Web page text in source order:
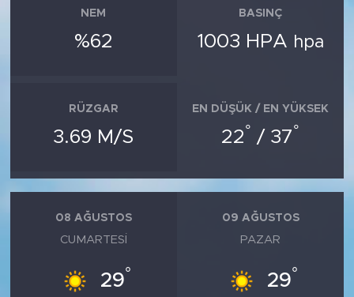
NEM
%62
BASINÇ
1003 HPA hpa
RÜZGAR
3.69 M/S
EN DÜŞÜK / EN YÜKSEK
22° / 37°
08 AĞUSTOS
CUMARTESI
29°
09 AĞUSTOS
PAZAR
29°